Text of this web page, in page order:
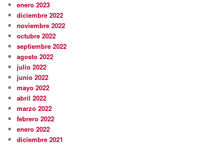
enero 2023
diciembre 2022
noviembre 2022
octubre 2022
septiembre 2022
agosto 2022
julio 2022
junio 2022
mayo 2022
abril 2022
marzo 2022
febrero 2022
enero 2022
diciembre 2021